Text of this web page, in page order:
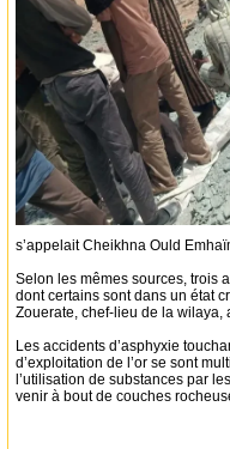
s’appelait Cheikhna Ould
Selon les mêmes sources, trois
dont certains sont dans un état
Zouerate, chef-lieu de la wilaya,
Les accidents d’asphyxie
d’exploitation de l’or se sont
l’utilisation de substances par
venir à bout de couches